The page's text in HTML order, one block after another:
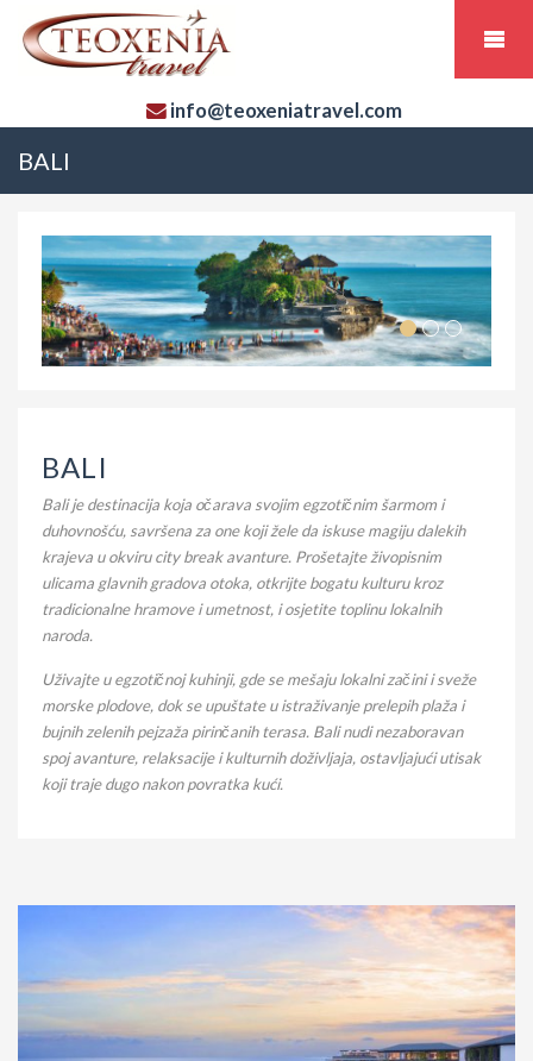
info@teoxeniatravel.com
BALI
BALI
Bali je destinacija koja očarava svojim egzotičnim šarmom i
duhovnošću, savršena za one koji žele da iskuse magiju dalekih
krajeva u okviru city break avanture. Prošetajte živopisnim
ulicama glavnih gradova otoka, otkrijte bogatu kulturu kroz
tradicionalne hramove i umetnost, i osjetite toplinu lokalnih
naroda.
Uživajte u egzotičnoj kuhinji, gde se mešaju lokalni začini i sveže
morske plodove, dok se upuštate u istraživanje prelepih plaža i
bujnih zelenih pejzaža pirinčanih terasa. Bali nudi nezaboravan
spoj avanture, relaksacije i kulturnih doživljaja, ostavljajući utisak
koji traje dugo nakon povratka kući.